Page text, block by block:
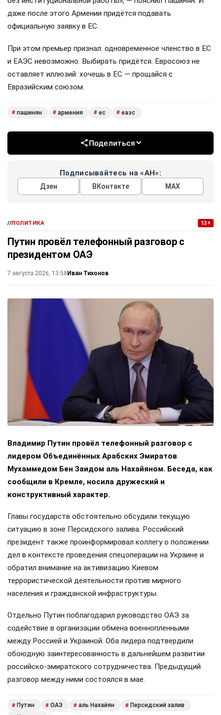
даже после этого Армении придётся подавать
официальную заявку в ЕС.
При этом премьер признал: одновременное членство в ЕС
и ЕАЭС невозможно. Выбирать придётся. Евросоюз не
оставляет иллюзий: хочешь в ЕС — прощайся с
Евразийским союзом.
# пашинян # армения # ес # еаэс
Поделиться
Подписывайтесь на «АН»:
Дзен ВКонтакте МАХ
//ПОЛИТИКА 13+
Путин провёл телефонный разговор с
президентом ОАЭ
7 августа 2026, 13:58Иван Тихонов
Владимир Путин провёл телефонный разговор с
лидером Объединённых Арабских Эмиратов
Мухаммедом Бен Заидом аль Нахайяном. Беседа, как
сообщили в Кремле, носила дружеский и
конструктивный характер.
Главы государств обстоятельно обсудили текущую
ситуацию в зоне Персидского залива. Российский
президент также проинформировал коллегу о положении
дел в контексте проведения спецоперации на Украине и
обратил внимание на активизацию Киевом
террористической деятельности против мирного
населения и гражданской инфраструктуры.
Отдельно Путин поблагодарил руководство ОАЭ за
содействие в организации обмена военнопленными
между Россией и Украиной. Оба лидера подтвердили
обоюдную заинтересованность в дальнейшем развитии
российско-эмиратского сотрудничества. Предыдущий
разговор между ними состоялся в мае.
# Путин # ОАЭ # аль Нахайян # Персидский залив